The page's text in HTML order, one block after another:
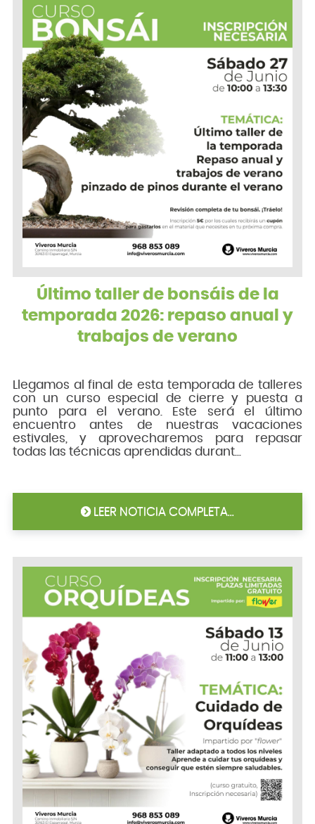
Último taller de bonsáis de la
temporada 2026: repaso anual y
trabajos de verano
Llegamos al final de esta temporada de talleres
con un curso especial de cierre y puesta a
punto para el verano. Este será el último
encuentro antes de nuestras vacaciones
estivales, y aprovecharemos para repasar
todas las técnicas aprendidas durant...
LEER NOTICIA COMPLETA...